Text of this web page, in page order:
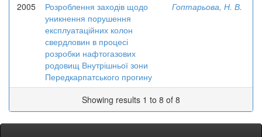
2005
Розроблення заходів щодо
уникнення порушення
експлуатаційних колон
свердловин в процесі
розробки нафтогазових
родовищ Внутрішньої зони
Передкарпатського прогину
Гоптарьова, Н. В.
Showing results 1 to 8 of 8